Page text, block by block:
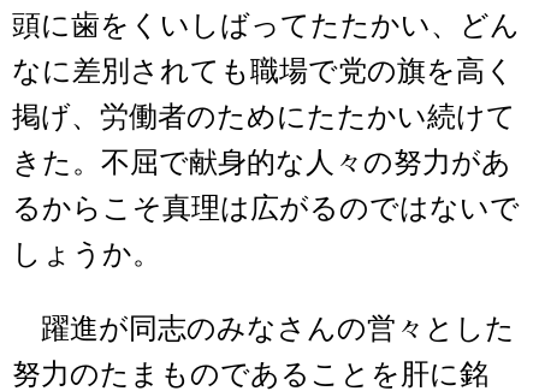
頭に歯をくいしばってたたかい、どん
なに差別されても職場で党の旗を高く
掲げ、労働者のためにたたかい続けて
きた。不屈で献身的な人々の努力があ
るからこそ真理は広がるのではないで
しょうか。
躍進が同志のみなさんの営々とした
努力のたまものであることを肝に銘